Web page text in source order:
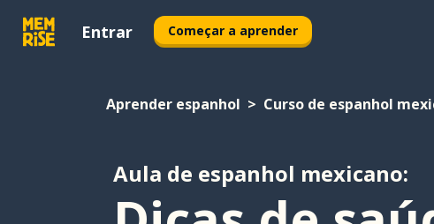
Entrar Começar a aprender
Aprender espanhol Curso de espanhol
Aula de espanhol mexicano: